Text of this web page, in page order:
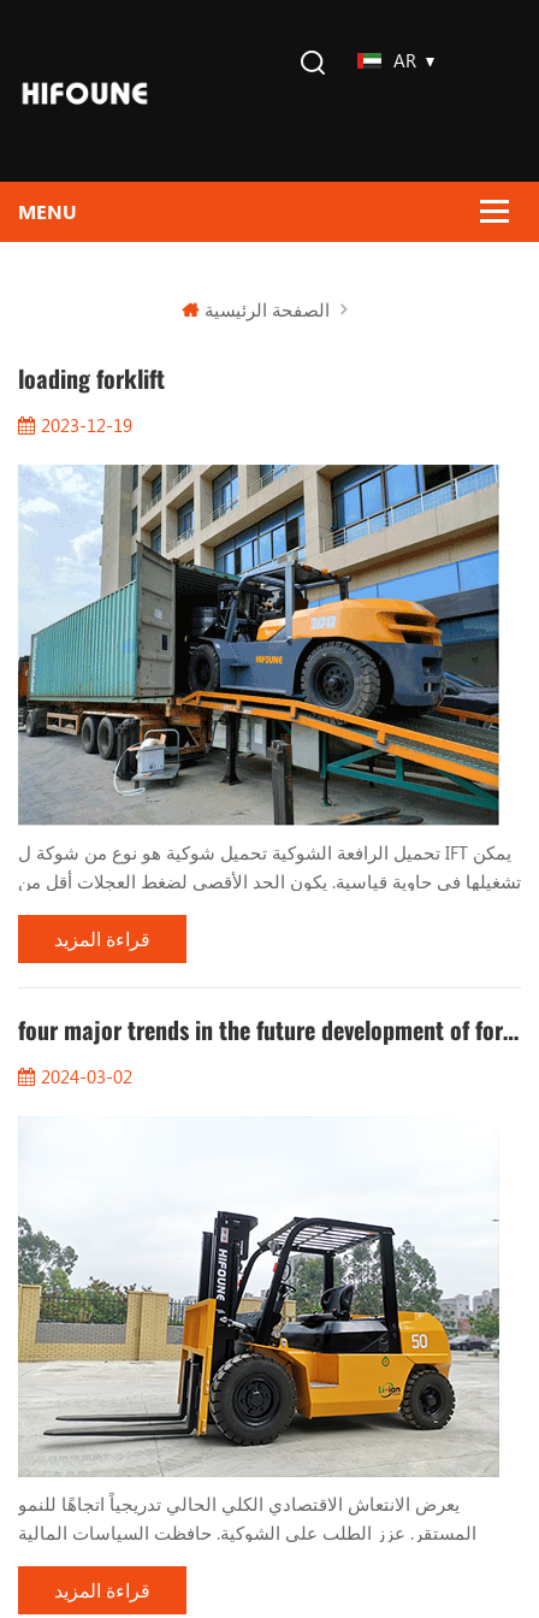
AR
الصفحة الرئيسية
loading forklift
2023-12-19
تحميل الرافعة الشوكية تحميل شوكية هو نوع من شوكة ل IFT يمكن
تشغيلها في حاوية قياسية. يكون الحد الأقصى لضغط العجلات أقل من
قيمة ضغط العجلة المسموح بها للوحة السفلية الحاوية القياسية ،
ويمكن تشغيله بأمان داخل الحاوية ، وهو مناسب للتشغيل في
محطات الموانئ والأماكن الأخرى. تم تطوير أول عملية حاويات في
الصين بنجاح في عام 1985 ، ومرت التقييم الفني ووضعها رسميًا في
عام 1988. كنموذج خاص يتم تحويله إلى عملي...
قراءة المزيد
four major trends in the future development of forklifts
2024-03-02
يعرض الانتعاش الاقتصادي الكلي الحالي تدريجياً اتجاهًا للنمو
المستقر. عزز الطلب على الشوكية. حافظت السياسات المالية
النشطة وبناء البنية التحتية التي تنفذها البلاد على معدل نمو مرتفع ،
مما دفع صناعة الرافعة الشوكية لتسريع نموها. اليوم ، سوف يقدم
قراءة المزيد